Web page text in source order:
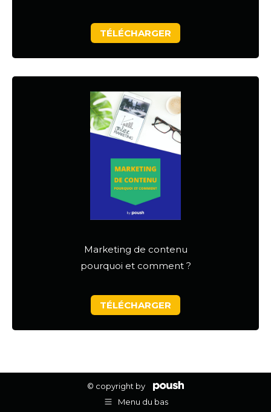
TÉLÉCHARGER
Marketing de contenu
pourquoi et comment ?
TÉLÉCHARGER
© copyright by
Menu du bas